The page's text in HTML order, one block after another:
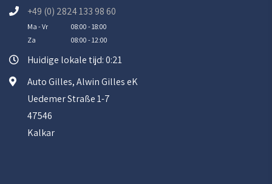
+49 (0) 2824 133 98 60
Ma - Vr
08:00 - 18:00
Za
08:00 - 12:00
Huidige lokale tijd: 0:21
Auto Gilles, Alwin Gilles eK
Uedemer Straße 1-7
47546
Kalkar